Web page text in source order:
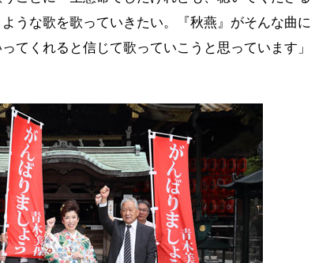
うな歌を歌っていきたい。『秋燕』がそんな曲に
てくれると信じて歌っていこうと思っています」